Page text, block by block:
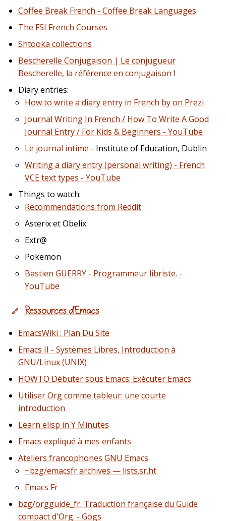
Coffee Break French - Coffee Break Languages
The FSI French Courses
Shtooka collections
Bescherelle Conjugaison | Le conjugueur
Bescherelle, la référence en conjugaison !
Diary entries:
How to write a diary entry in French by on Prezi
Journal Writing In French / How To Write A Good
Journal Entry / For Kids & Beginners - YouTube
Le journal intime - Institute of Education, Dublin
Writing a diary entry (personal writing) - French
VCE text types - YouTube
Things to watch:
Recommendations from Reddit
Asterix et Obelix
Extr@
Pokemon
Bastien GUERRY - Programmeur libriste. -
YouTube
🔗 Ressources d'Emacs
EmacsWiki : Plan Du Site
Emacs II - Systèmes Libres, Introduction à
GNU/Linux (UNIX)
HOWTO Débuter sous Emacs: Exécuter Emacs
Utiliser Org comme tableur: une courte
introduction
Learn elisp in Y Minutes
Emacs expliqué à mes enfants
Ateliers francophones GNU Emacs
~bzg/emacsfr archives — lists.sr.ht
Emacs Fr
bzg/orgguide_fr: Traduction française du Guide
compact d'Org. - Gogs